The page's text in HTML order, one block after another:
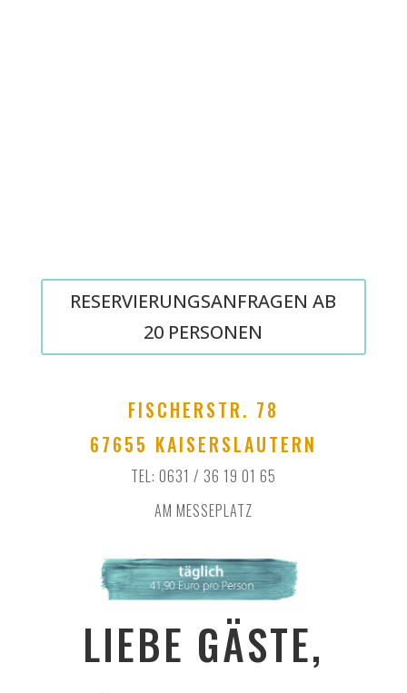
RESERVIERUNGSANFRAGEN AB
20 PERSONEN
FISCHERSTR. 78
67655 KAISERSLAUTERN
TEL: 0631 / 36 19 01 65
AM MESSEPLATZ
LIEBE GÄSTE,